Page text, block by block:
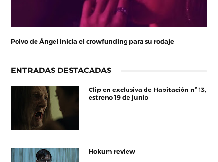
Polvo de Ángel inicia el crowfunding para su rodaje
ENTRADAS DESTACADAS
Clip en exclusiva de Habitación nº 13,
estreno 19 de junio
Hokum review